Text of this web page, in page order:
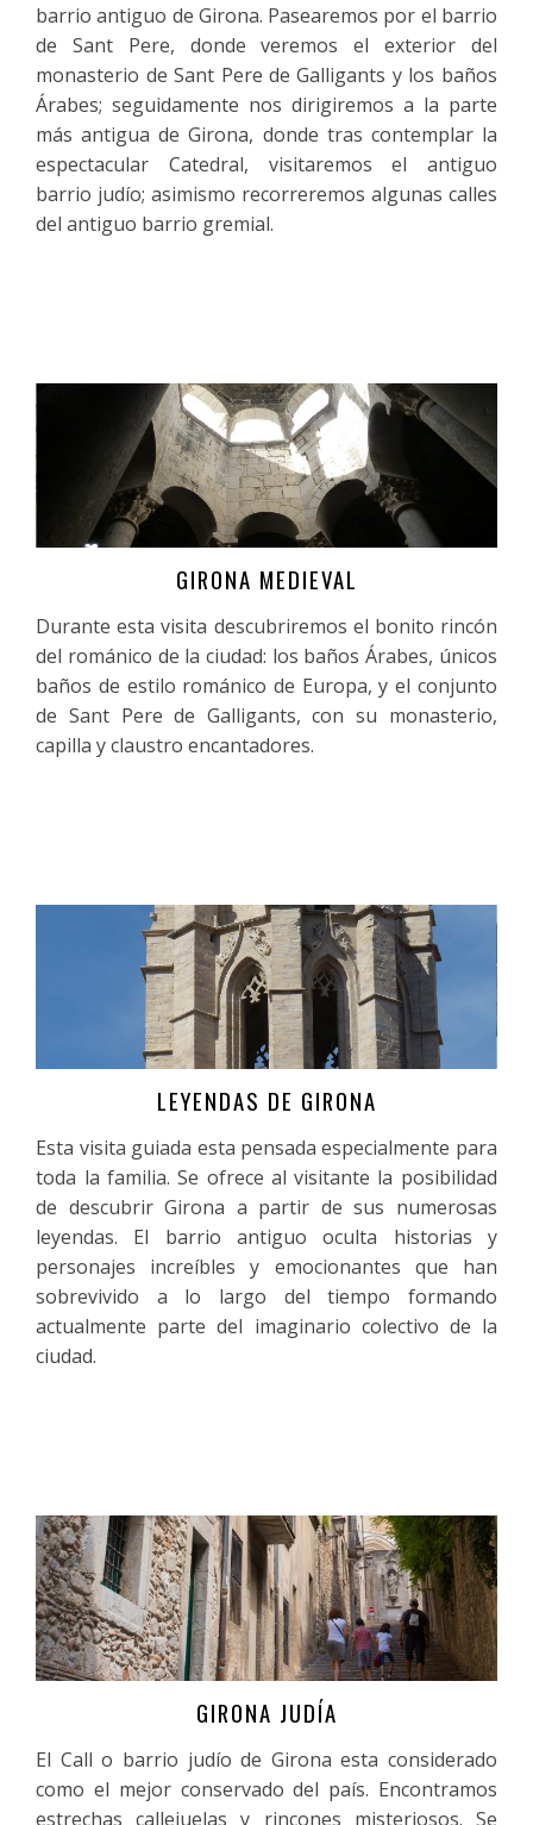
barrio antiguo de Girona. Pasearemos por el barrio
de Sant Pere, donde veremos el exterior del
monasterio de Sant Pere de Galligants y los baños
Árabes; seguidamente nos dirigiremos a la parte
más antigua de Girona, donde tras contemplar la
espectacular Catedral, visitaremos el antiguo
barrio judío; asimismo recorreremos algunas calles
del antiguo barrio gremial.
Más informaciónGIRONA MEDIEVAL
Durante esta visita descubriremos el bonito rincón
del románico de la ciudad: los baños Árabes, únicos
baños de estilo románico de Europa, y el conjunto
de Sant Pere de Galligants, con su monasterio,
capilla y claustro encantadores.
Más informaciónLEYENDAS DE GIRONA
Esta visita guiada esta pensada especialmente para
toda la familia. Se ofrece al visitante la posibilidad
de descubrir Girona a partir de sus numerosas
leyendas. El barrio antiguo oculta historias y
personajes increíbles y emocionantes que han
sobrevivido a lo largo del tiempo formando
actualmente parte del imaginario colectivo de la
ciudad.
Más informaciónGIRONA JUDÍA
El Call o barrio judío de Girona esta considerado
como el mejor conservado del país. Encontramos
estrechas callejuelas y rincones misteriosos. Se